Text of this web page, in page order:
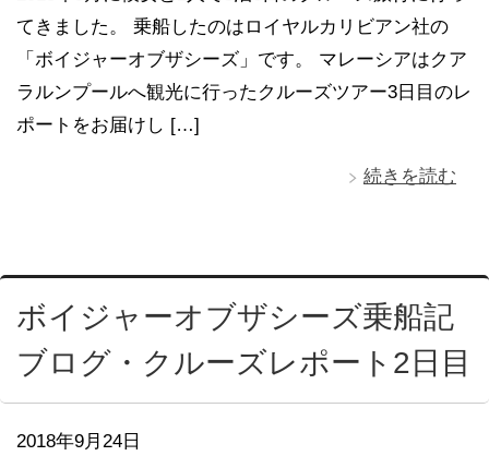
てきました。 乗船したのはロイヤルカリビアン社の
「ボイジャーオブザシーズ」です。 マレーシアはクア
ラルンプールへ観光に行ったクルーズツアー3日目のレ
ポートをお届けし […]
続きを読む
ボイジャーオブザシーズ乗船記
ブログ・クルーズレポート2日目
2018年9月24日